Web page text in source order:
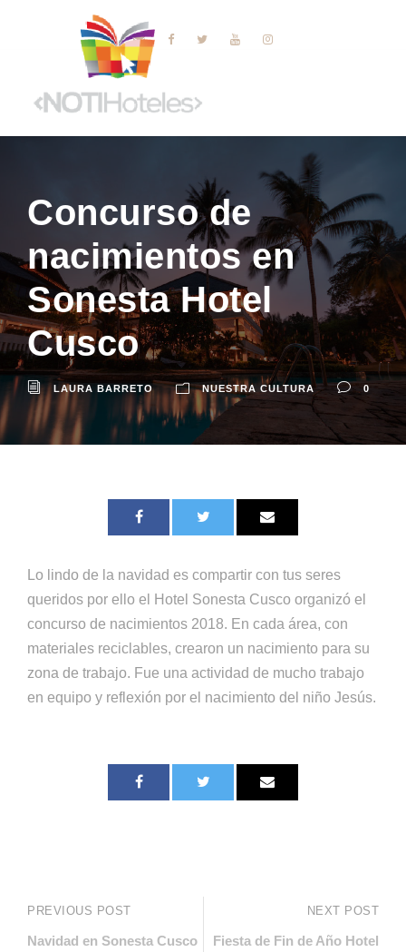
Concurso de
nacimientos en
Sonesta Hotel
Cusco
LAURA BARRETO NUESTRA CULTURA 0
Lo lindo de la navidad es compartir con tus seres
queridos por ello el Hotel Sonesta Cusco organizó el
concurso de nacimientos 2018. En cada área, con
materiales reciclables, crearon un nacimiento para su
zona de trabajo. Fue una actividad de mucho trabajo
en equipo y reflexión por el nacimiento del niño Jesús.
PREVIOUS POST
Navidad en Sonesta Cusco
NEXT POST
Fiesta de Fin de Año Hotel